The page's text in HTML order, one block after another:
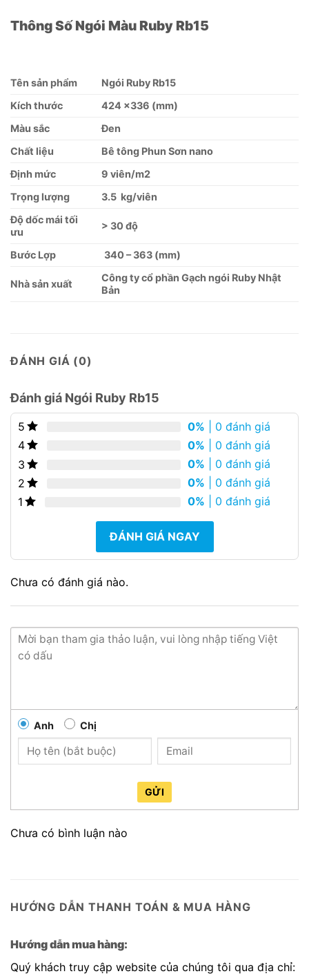
Thông Số Ngói Màu Ruby Rb15
Tên sản phẩm
Ngói Ruby Rb15
Kích thước
424 x336 (mm)
Màu sắc
Đen
Chất liệu
Bê tông Phun Sơn nano
Định mức
9 viên/m2
Trọng lượng
3.5 kg/viên
Độ dốc mái tối
ưu
> 30 độ
Bước Lợp 340 – 363 (mm)
Nhà sản xuất
Công ty cổ phần Gạch ngói Ruby Nhật
Bản
ĐÁNH GIÁ (0)
Đánh giá Ngói Ruby Rb15
5 0% | 0 đánh giá
4
0% | 0 đánh giá
3
0% | 0 đánh giá
2
0% | 0 đánh giá
1
0% | 0 đánh giá
ĐÁNH GIÁ NGAY
Chưa có đánh giá nào.
Anh Chị
GỬI
Chưa có bình luận nào
HƯỚNG DẪN THANH TOÁN & MUA HÀNG
Hướng dẫn mua hàng:
Quý khách truy cập website của chúng tôi qua địa chỉ: